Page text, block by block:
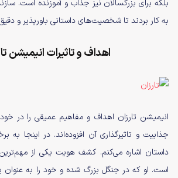
بلکه برای بزرگسالان نیز جذاب و آموزنده است.
به کار بردند تا شخصیت‌های داستانی باورپذیر و
اهداف و تاثیرات انیمیشن
انیمیشن تارزان اهداف و مفاهیم عمیقی را در
جذابیت و تاثیرگذاری آن افزوده‌اند. در اینجا به
داستان اشاره می‌کنم. کشف هویت یکی از
است. او که در جنگل بزرگ شده و خود را به عنوان